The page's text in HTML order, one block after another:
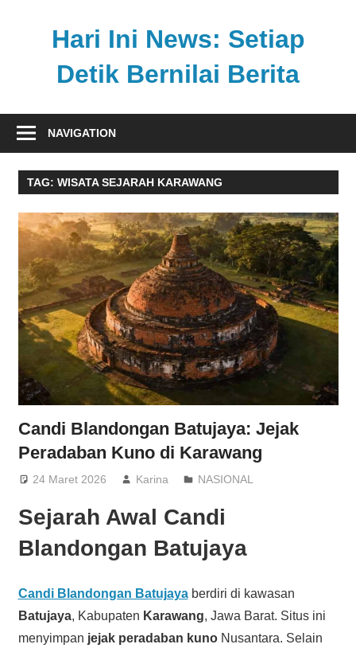
Hari Ini News: Setiap
Detik Bernilai Berita
nasional
internasional
tercepat
henti
NAVIGATION
TAG: WISATA SEJARAH KARAWANG
Candi Blandongan Batujaya: Jejak
Peradaban Kuno di Karawang
24 Maret 2026 Karina NASIONAL
Sejarah Awal Candi
Blandongan Batujaya
Candi Blandongan Batujayaberdiri di kawasan
Batujaya, Kabupaten Karawang, Jawa Barat. Situs ini
menyimpan jejak peradaban kunoNusantara. Selain